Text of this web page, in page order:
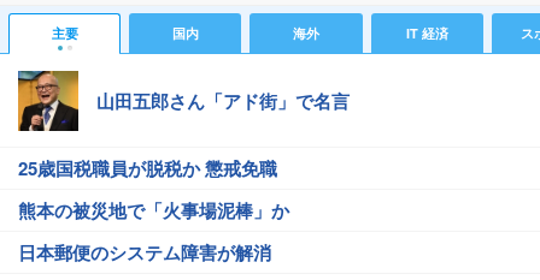
主要 国内 海外 IT 経済 ス
山田五郎さん「アド街」で名言
25歳国税職員が脱税か 懲戒免職
熊本の被災地で「火事場泥棒」か
日本郵便のシステム障害が解消